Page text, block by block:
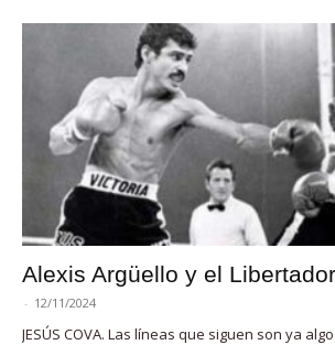
Alexis Argüello y el Libertador
- 12/11/2024
JESÚS COVA. Las líneas que siguen son ya